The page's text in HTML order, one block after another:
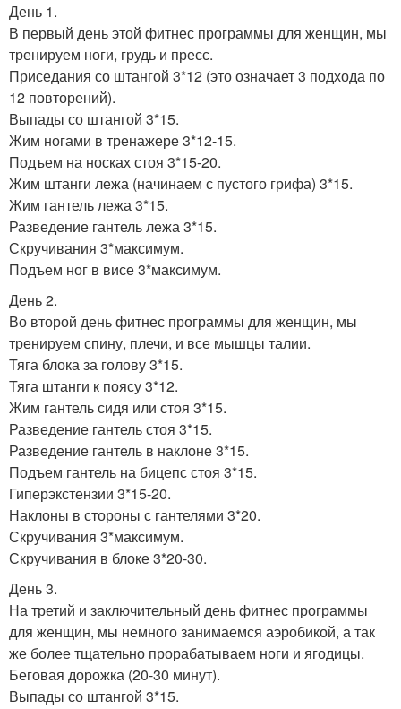
День 1.
В первый день этой фитнес программы для женщин, мы
тренируем ноги, грудь и пресс.
Приседания со штангой 3*12 (это означает 3 подхода по
12 повторений).
Выпады со штангой 3*15.
Жим ногами в тренажере 3*12-15.
Подъем на носках стоя 3*15-20.
Жим штанги лежа (начинаем с пустого грифа) 3*15.
Жим гантель лежа 3*15.
Разведение гантель лежа 3*15.
Скручивания 3*максимум.
Подъем ног в висе 3*максимум.
День 2.
Во второй день фитнес программы для женщин, мы
тренируем спину, плечи, и все мышцы талии.
Тяга блока за голову 3*15.
Тяга штанги к поясу 3*12.
Жим гантель сидя или стоя 3*15.
Разведение гантель стоя 3*15.
Разведение гантель в наклоне 3*15.
Подъем гантель на бицепс стоя 3*15.
Гиперэкстензии 3*15-20.
Наклоны в стороны с гантелями 3*20.
Скручивания 3*максимум.
Скручивания в блоке 3*20-30.
День 3.
На третий и заключительный день фитнес программы
для женщин, мы немного занимаемся аэробикой, а так
же более тщательно прорабатываем ноги и ягодицы.
Беговая дорожка (20-30 минут).
Выпады со штангой 3*15.